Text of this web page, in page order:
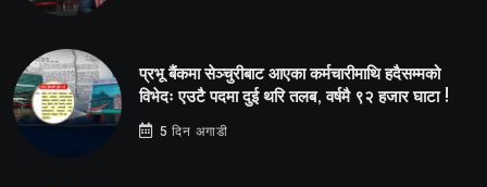
प्रभू बैंकमा सेञ्चुरीबाट आएका कर्मचारीमाथि हदैसम्मको
विभेदः एउटै पदमा दुई थरि तलब, वर्षमै ९२ हजार घाटा !
5 दिन अगाडी